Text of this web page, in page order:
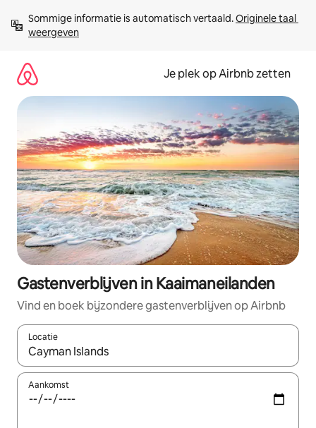
direct
naar
Sommige informatie is automatisch vertaald. Originele taal
weergeven
Je plek op Airbnb zetten
Gastenverblijven in Kaaimaneilanden
Vind en boek bijzondere gastenverblijven op Airbnb
Locatie
Wanneer er resultaten beschikbaar zijn, maak je een keuze
Aankomst